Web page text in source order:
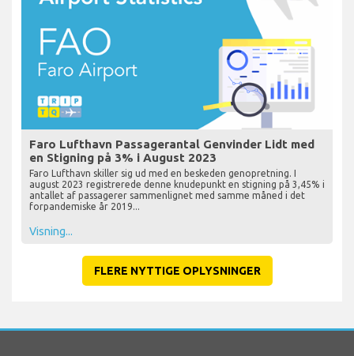
Faro Lufthavn Passagerantal Genvinder Lidt med
en Stigning på 3% i August 2023
Faro Lufthavn skiller sig ud med en beskeden genopretning. I
august 2023 registrerede denne knudepunkt en stigning på 3,45% i
antallet af passagerer sammenlignet med samme måned i det
forpandemiske år 2019...
Visning...
FLERE NYTTIGE OPLYSNINGER